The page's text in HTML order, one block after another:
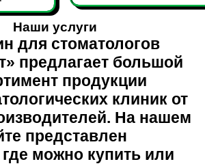
Наши услуги
для стоматологов
предлагает большой
продукции
клиник от
На нашем
представлен
где можно купить или